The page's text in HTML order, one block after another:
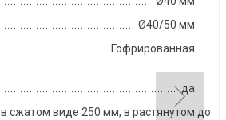
Ø40/50 мм
Гофрированная
да
в сжатом виде 250 мм, в растянутом до